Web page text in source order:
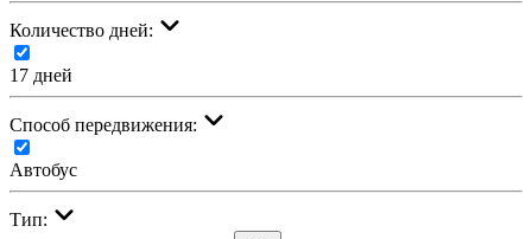
Количество дней:
17 дней
Cпособ передвижения:
Автобус
Тип: